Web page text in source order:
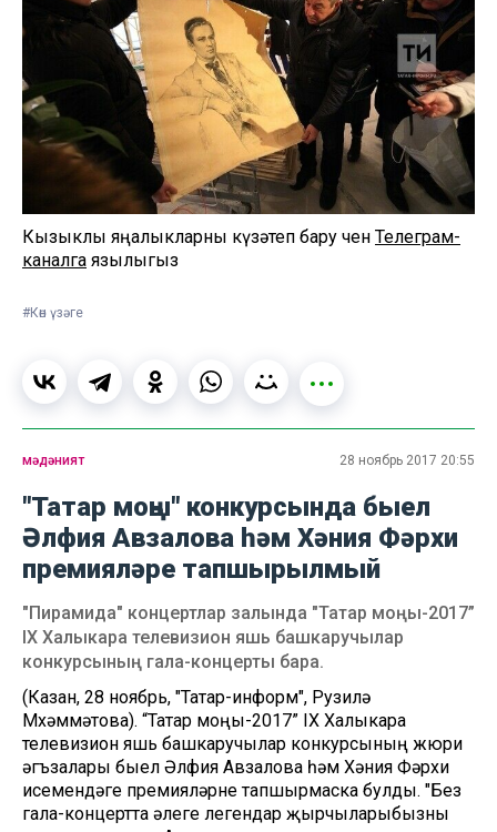
Кызыклы яңалыкларны күзәтеп бару өчен Телеграм-
каналга язылыгыз
#Көн үзәге
мәдәният 28 ноябрь 2017 20:55
"Татар моңы" конкурсында быел
Әлфия Авзалова һәм Хәния Фәрхи
премияләре тапшырылмый
"Пирамида" концертлар залында "Татар моңы-2017”
IX Халыкара телевизион яшь башкаручылар
конкурсының гала-концерты бара.
(Казан, 28 ноябрь, "Татар-информ", Рузилә
Мөхәммәтова). “Татар моңы-2017” IX Халыкара
телевизион яшь башкаручылар конкурсының жюри
әгъзалары быел Әлфия Авзалова һәм Хәния Фәрхи
исемендәге премияләрне тапшырмаска булды. "Без
гала-концертта әлеге легендар җырчыларыбызны